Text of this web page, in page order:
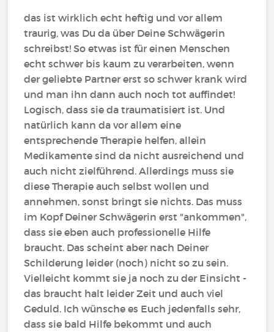
das ist wirklich echt heftig und vor allem
traurig, was Du da über Deine Schwägerin
schreibst! So etwas ist für einen Menschen
echt schwer bis kaum zu verarbeiten, wenn
der geliebte Partner erst so schwer krank wird
und man ihn dann auch noch tot auffindet!
Logisch, dass sie da traumatisiert ist. Und
natürlich kann da vor allem eine
entsprechende Therapie helfen, allein
Medikamente sind da nicht ausreichend und
auch nicht zielführend. Allerdings muss sie
diese Therapie auch selbst wollen und
annehmen, sonst bringt sie nichts. Das muss
im Kopf Deiner Schwägerin erst "ankommen",
dass sie eben auch professionelle Hilfe
braucht. Das scheint aber nach Deiner
Schilderung leider (noch) nicht so zu sein.
Vielleicht kommt sie ja noch zu der Einsicht -
das braucht halt leider Zeit und auch viel
Geduld. Ich wünsche es Euch jedenfalls sehr,
dass sie bald Hilfe bekommt und auch